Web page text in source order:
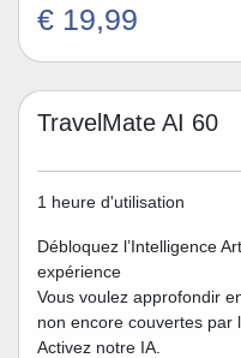
€ 19,99
TravelMate AI 60
1 heure d'utilisation
Débloquez l’Intelligence
expérience
Vous voulez approfondir
non encore couvertes par
Activez notre IA.